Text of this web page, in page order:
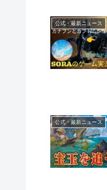
公式・最新ニュース
公式・最新ニュース